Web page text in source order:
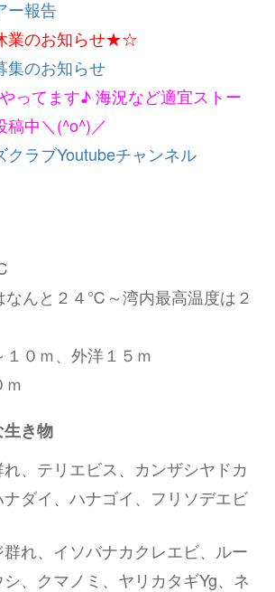
ー報告
のお知らせ★☆
集のお知らせ
ってます♪ 海況など適宜ストー
稿中＼(^o^)／
クラブYoutubeチャンネル
なんと２４℃～湾内最高温度は２
０ｍ、外洋１５ｍ
ｍ
き物
、テリエビス、カンザシヤドカ
ナダイ、ハナゴイ、フリソデエビ
れ、イソバナカクレエビ、ルー
、クマノミ、ヤリカタギYg、ネ